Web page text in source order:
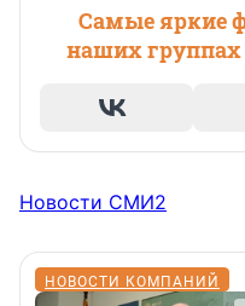
Самые яркие
наших
Новости СМИ2
НОВОСТИ КОМПАНИЙ